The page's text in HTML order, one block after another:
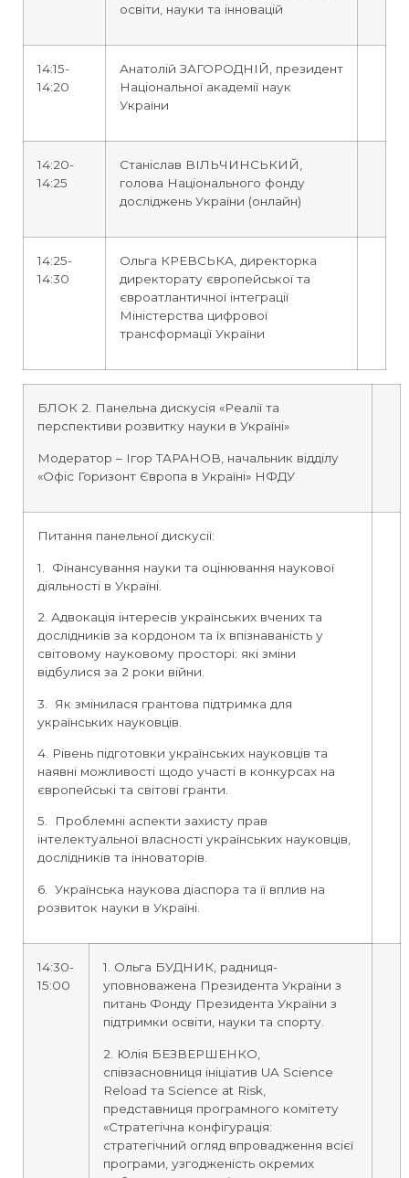
освіти, науки та інновацій
14:15-
14:20
Анатолій ЗАГОРОДНІЙ, президент
Національної академії наук
України
14:20-
14:25
Станіслав ВІЛЬЧИНСЬКИЙ,
голова Національного фонду
досліджень України (онлайн)
14:25-
14:30
Ольга КРЕВСЬКА, директорка
директорату європейської та
євроатлантичної інтеграції
Міністерства цифрової
трансформації України
БЛОК 2. Панельна дискусія «Реалії та
перспективи розвитку науки в Україні»
Модератор – Ігор ТАРАНОВ, начальник відділу
«Офіс Горизонт Європа в Україні» НФДУ
Питання панельної дискусії:
1. Фінансування науки та оцінювання наукової
діяльності в Україні.
2. Адвокація інтересів українських вчених та
дослідників за кордоном та їх впізнаваність у
світовому науковому просторі: які зміни
відбулися за 2 роки війни.
3. Як змінилася грантова підтримка для
українських науковців.
4. Рівень підготовки українських науковців та
наявні можливості щодо участі в конкурсах на
європейські та світові гранти.
5. Проблемні аспекти захисту прав
інтелектуальної власності українських науковців,
дослідників та інноваторів.
6. Українська наукова діаспора та її вплив на
розвиток науки в Україні.
14:30-
15:00
1. Ольга БУДНИК, радниця-
уповноважена Президента України з
питань Фонду Президента України з
підтримки освіти, науки та спорту.
2. Юлія БЕЗВЕРШЕНКО,
співзасновниця ініціатив UA Science
Reload та Science at Risk,
представниця програмного комітету
«Стратегічна конфігурація:
стратегічний огляд впровадження всієї
програми, узгодженість окремих